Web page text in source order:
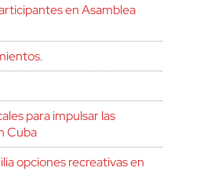
en Asamblea
para impulsar las
Cuba
opciones recreativas en